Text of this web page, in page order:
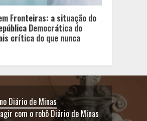
Fronteiras: a situação do
Democrática do
crítica do que nunca
Diário de Minas
com o robô Diário de Minas